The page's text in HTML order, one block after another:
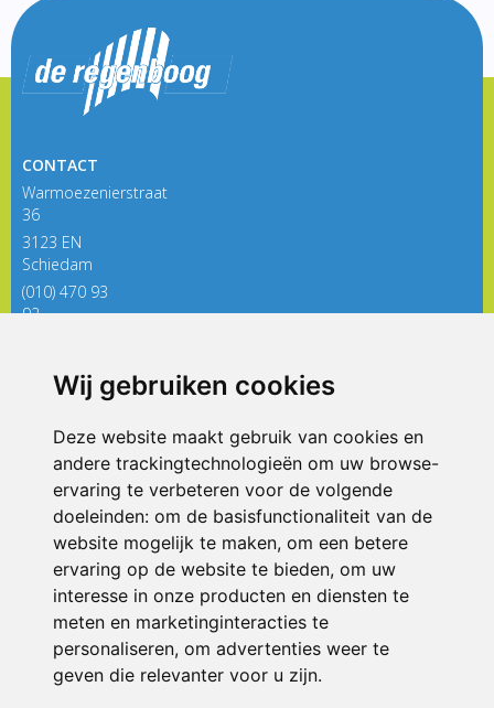
Wij gebruiken cookies
Deze website maakt gebruik van cookies en
andere trackingtechnologieën om uw browse-
ervaring te verbeteren voor de volgende
doeleinden: om de basisfunctionaliteit van de
website mogelijk te maken, om een betere
ervaring op de website te bieden, om uw
interesse in onze producten en diensten te
meten en marketinginteracties te
personaliseren, om advertenties weer te
geven die relevanter voor u zijn.
CONTACT
Warmoezenierstraat
36
3123 EN
Schiedam
(010) 470 93
92
ONDERDEEL VAN
© 2026 De Regenboog | Alle rechten voorbehouden
Privacy policy|Disclaimer| Klachtenregeling|RSIN en Anbi
voorkeuren